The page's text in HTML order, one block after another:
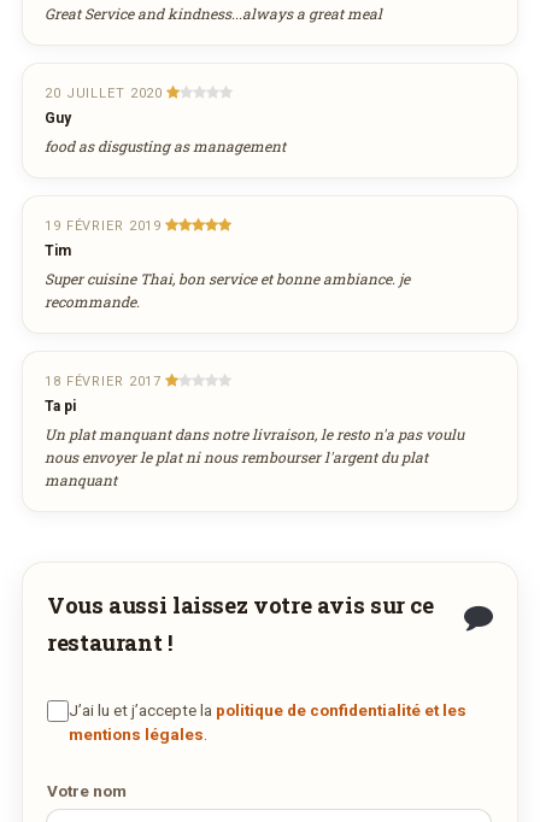
Great Service and kindness...always a great meal
20 JUILLET 2020
Guy
food as disgusting as management
19 FÉVRIER 2019
Tim
Super cuisine Thai, bon service et bonne ambiance. je
recommande.
18 FÉVRIER 2017
Ta pi
Un plat manquant dans notre livraison, le resto n'a pas voulu
nous envoyer le plat ni nous rembourser l'argent du plat
manquant
Vous aussi laissez votre avis sur ce
restaurant !
J’ai lu et j’accepte la politique de confidentialité et les
mentions légales
Votre nom